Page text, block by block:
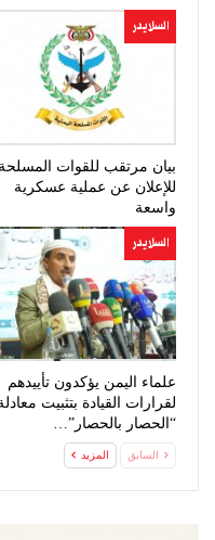
السلايدر
بيان مرتقب للقوات المسلحة
للإعلان عن عملية عسكرية
واسعة
السلايدر
علماء اليمن يؤكدون تأييدهم
لقرارات القيادة بتثبيت
“الحصار بالحصار”…
السابق المزيد